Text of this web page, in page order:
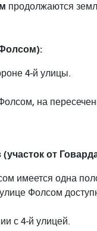
продолжаются
4-й улицы.
на
от
имеется одна
Фолсом
с 4-й улицей.